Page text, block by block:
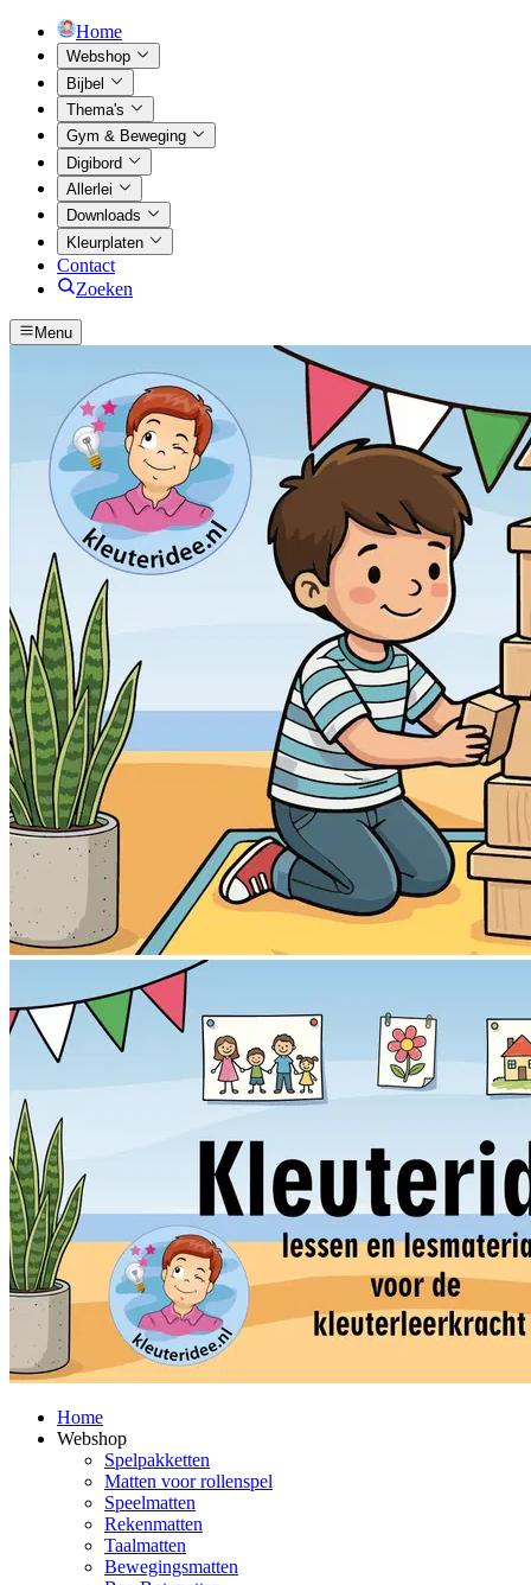
Home
Webshop
Bijbel
Thema's
Gym & Beweging
Digibord
Allerlei
Downloads
Kleurplaten
Contact
Zoeken
Menu
Home
Webshop
Spelpakketten
Matten voor rollenspel
Speelmatten
Rekenmatten
Taalmatten
Bewegingsmatten